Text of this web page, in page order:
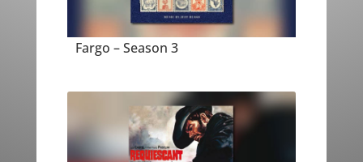
Fargo – Season 3